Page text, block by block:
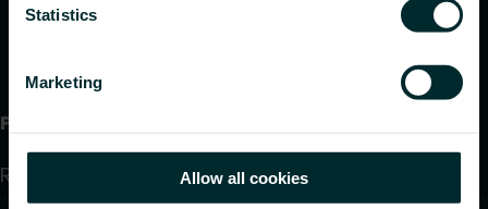
Statistics
Marketing
Allow all cookies
Produkter
Radiatorer